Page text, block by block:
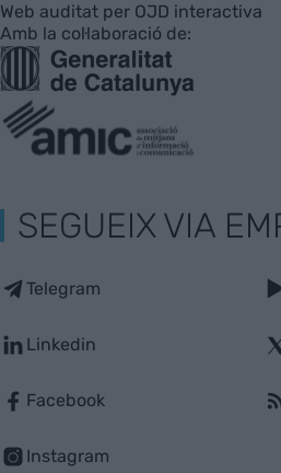
Web auditat per OJD interactiva
Amb la col·laboració de:
SEGUEIX VIA
Telegram
Linkedin
Facebook
Instagram